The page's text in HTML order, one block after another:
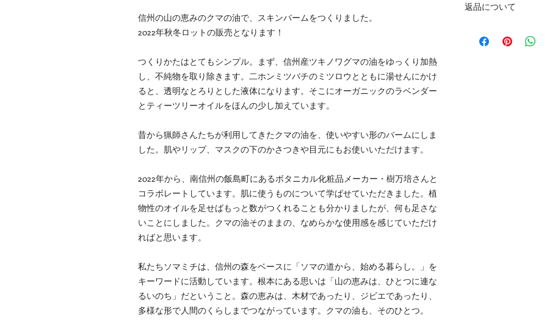
信州の山の恵みのクマの油で、スキンバームをつくりました。
2022年秋冬ロットの販売となります！
つくりかたはとてもシンプル。まず、信州産ツキノワグマの油をゆっくり加熱
し、不純物を取り除きます。二ホンミツバチのミツロウとともに湯せんにかけ
ると、透明なとろりとした液体になります。そこにオーガニックのラベンダー
とティーツリーオイルをほんの少し加えています。
昔から猟師さんたちが利用してきたクマの油を、使いやすい形のバームにしま
した。肌やリップ、マスクの下のかさつきや目元にもお使いいただけます。
2022年から、南信州の飯島町にあるボタニカル化粧品メーカー・樹万培さんと
コラボレートしています。肌に使うものについて学ばせていただきました。植
物性のオイルを足せばもっと数がつくれることも分かりましたが、何も足さな
いことにしました。クマの油そのままの、なめらかな使用感を感じていただけ
ればと思います。
私たちソマミチは、信州の森をベースに「ソマの道から、始める暮らし。」を
キーワードに活動しています。根本にある思いは「山の恵みは、ひとつに連な
るいのち」だということ。森の恵みは、木材であったり、ジビエであったり、
多様な形で人間のくらしまでつながっています。クマの油も、そのひとつ。
返品について
けできません。